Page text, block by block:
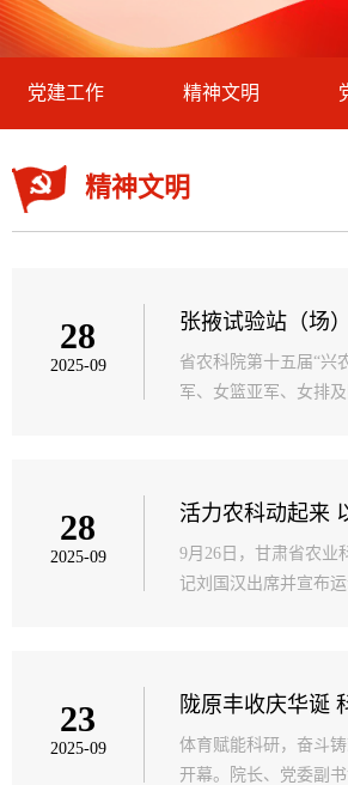
党建工作 精神文明
精神文明
28
2025-09
张掖试验站（场
省农科院第十五届“兴
军、女篮亚军、女排
28
2025-09
活力农科动起来
9月26日，甘肃省农业
记刘国汉出席并宣布
23
2025-09
陇原丰收庆华诞
体育赋能科研，奋斗
开幕。院长、党委副